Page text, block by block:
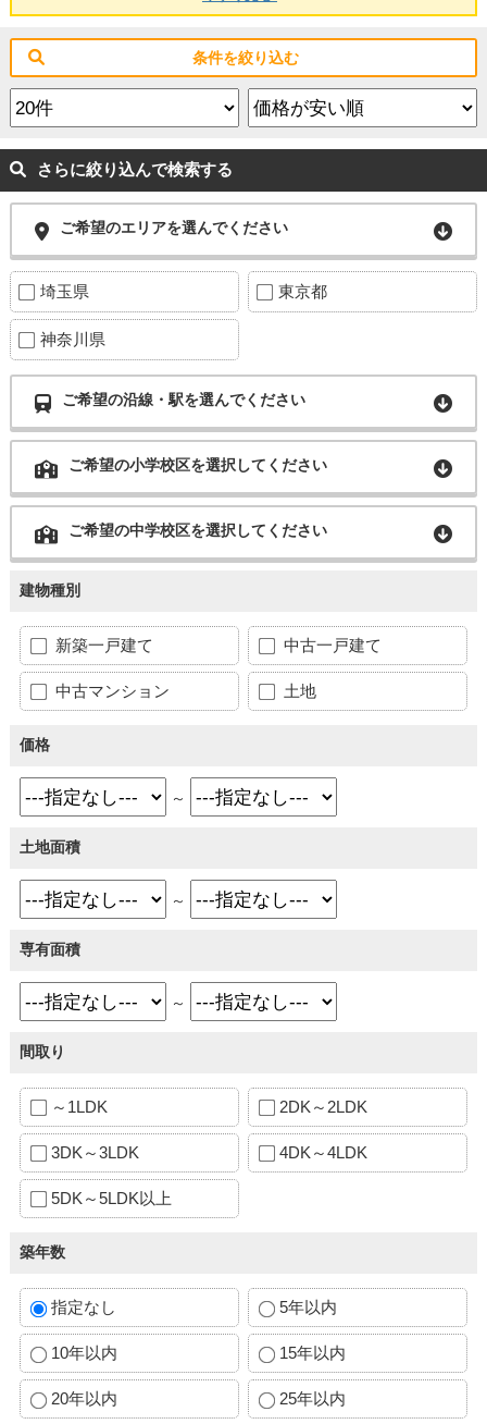
条件を絞り込む
さらに絞り込んで検索する
ご希望のエリアを選んでください
埼玉県 東京都
神奈川県
ご希望の沿線・駅を選んでください
ご希望の小学校区を選択してください
ご希望の中学校区を選択してください
建物種別
新築一戸建て 中古一戸建て
中古マンション 土地
価格
～
土地面積
～
専有面積
～
間取り
～1LDK 2DK～2LDK
3DK～3LDK 4DK～4LDK
5DK～5LDK以上
築年数
指定なし 5年以内
10年以内 15年以内
20年以内 25年以内